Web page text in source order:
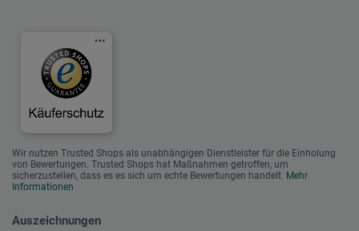
Wir nutzen Trusted Shops als unabhängigen Dienstleister für die Einholung
von Bewertungen. Trusted Shops hat Maßnahmen getroffen, um
sicherzustellen, dass es es sich um echte Bewertungen handelt. Mehr
Informationen
Auszeichnungen